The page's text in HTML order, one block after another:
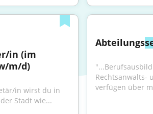
in (im
m/d)
in wirst du in
Stadt wie...
Abteilungs
Rechtsanwalts-
verfügen über